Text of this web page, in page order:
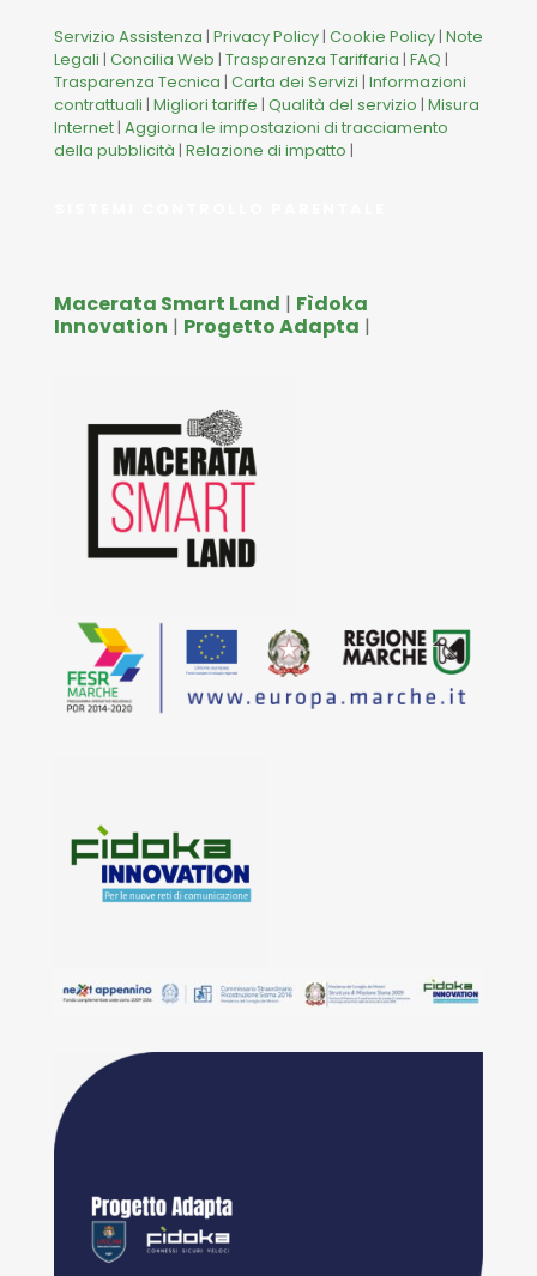
Servizio Assistenza | Privacy Policy| Cookie Policy| Note
Legali | Concilia Web | Trasparenza Tariffaria | FAQ |
Trasparenza Tecnica | Carta dei Servizi | Informazioni
contrattuali | Migliori tariffe | Qualità del servizio | Misura
Internet| Aggiorna le impostazioni di tracciamento
della pubblicità | Relazione di impatto |
Macerata Smart Land | Fìdoka
Innovation | Progetto Adapta |